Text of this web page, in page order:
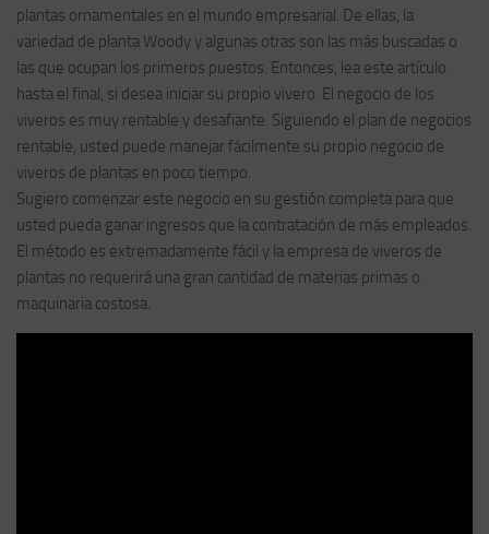
plantas ornamentales en el mundo empresarial. De ellas, la
variedad de planta Woody y algunas otras son las más buscadas o
las que ocupan los primeros puestos. Entonces, lea este artículo
hasta el final, si desea iniciar su propio vivero. El negocio de los
viveros es muy rentable y desafiante. Siguiendo el plan de negocios
rentable, usted puede manejar fácilmente su propio negocio de
viveros de plantas en poco tiempo.
Sugiero comenzar este negocio en su gestión completa para que
usted pueda ganar ingresos que la contratación de más empleados.
El método es extremadamente fácil y la empresa de viveros de
plantas no requerirá una gran cantidad de materias primas o
maquinaria costosa.